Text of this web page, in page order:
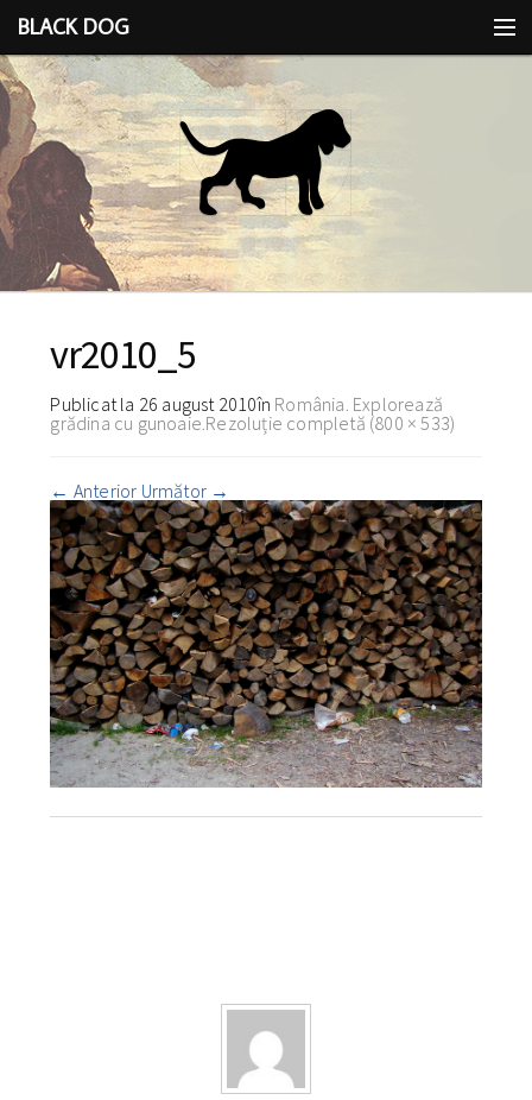
BLACK DOG
IDEEA
CU LIMBA SCOASĂ
vr2010_5
Publicat la 26 august 2010în România. Explorează
grădina cu gunoaie. Rezoluție completă (800 × 533)
← Anterior Următor →